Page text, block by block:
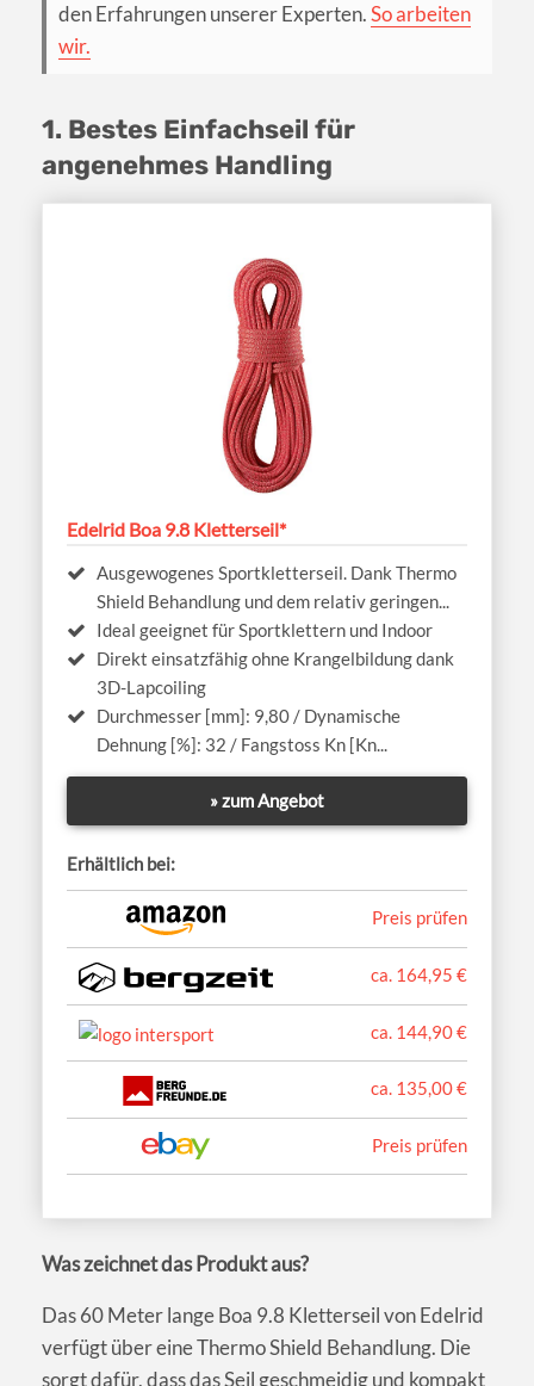
den Erfahrungen unserer Experten.So arbeiten
wir.
1. Bestes Einfachseil für
angenehmes Handling
Edelrid Boa 9.8 Kletterseil*
Ausgewogenes Sportkletterseil. Dank Thermo
Shield Behandlung und dem relativ geringen...
Ideal geeignet für Sportklettern und Indoor
Direkt einsatzfähig ohne Krangelbildung dank
3D-Lapcoiling
Durchmesser [mm]: 9,80 / Dynamische
Dehnung [%]: 32 / Fangstoss Kn [Kn...
» zum Angebot
Erhältlich bei:
Preis prüfen
ca. 164,95 €
ca. 144,90 €
ca. 135,00 €
Preis prüfen
Was zeichnet das Produkt aus?
Das 60 Meter lange Boa 9.8 Kletterseil von Edelrid
verfügt über eine Thermo Shield Behandlung. Die
sorgt dafür, dass das Seil geschmeidig und kompakt